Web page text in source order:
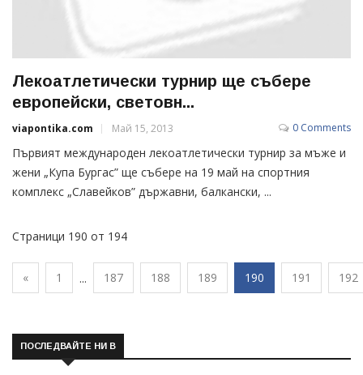
Лекоатлетически турнир ще събере
европейски, световн...
viapontika.com Май 15, 2013 0 Comments
Първият международен лекоатлетически турнир за мъже и
жени „Купа Бургас” ще събере на 19 май на спортния
комплекс „Славейков” държавни, балкански, ...
Страници 190 от 194
« 1 ... 187 188 189 190 191 192
ПОСЛЕДВАЙТЕ НИ В